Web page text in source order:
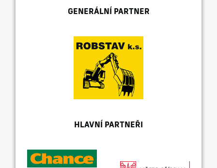
GENERÁLNÍ PARTNER
HLAVNÍ PARTNEŘI